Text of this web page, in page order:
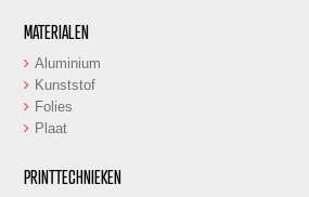
MATERIALEN
Aluminium
Kunststof
Folies
Plaat
PRINTTECHNIEKEN